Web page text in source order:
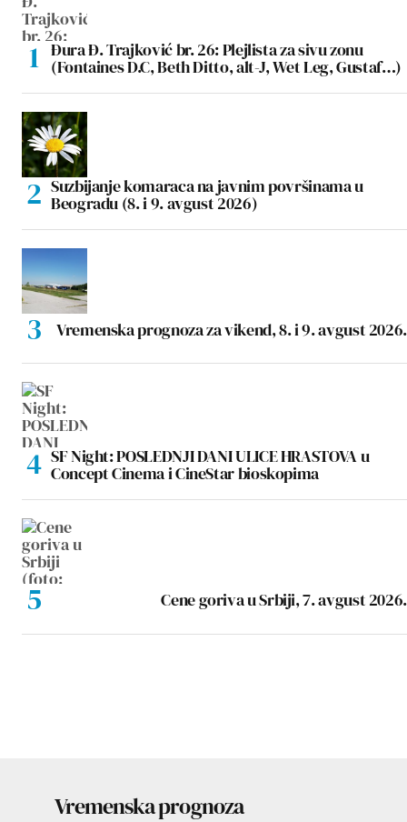
Đura Đ. Trajković br. 26: Plejlista za sivu zonu
(Fontaines D.C, Beth Ditto, alt-J, Wet Leg, Gustaf…)
Suzbijanje komaraca na javnim površinama u
Beogradu (8. i 9. avgust 2026)
Vremenska prognoza za vikend, 8. i 9. avgust 2026.
SF Night: POSLEDNJI DANI ULICE HRASTOVA u
Concept Cinema i CineStar bioskopima
Cene goriva u Srbiji, 7. avgust 2026.
Vremenska prognoza